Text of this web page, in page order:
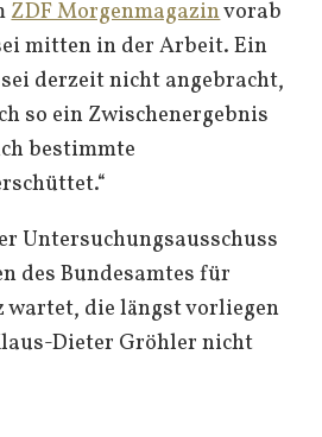
ZDF Morgenmagazinvorab
mitten in der Arbeit. Ein
derzeit nicht angebracht,
so ein Zwischenergebnis
bestimmte
Untersuchungsausschuss
des Bundesamtes für
wartet, die längst vorliegen
Dieter Gröhler nicht